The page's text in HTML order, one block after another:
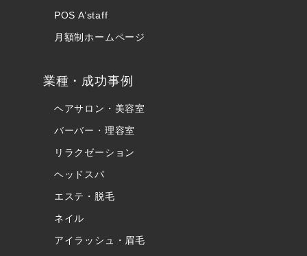
POS A’staff
月額制ホームページ
業種・成功事例
ヘアサロン・美容室
バーバー・理容室
リラクゼーション
ヘッドスパ
エステ・脱毛
ネイル
アイラッシュ・眉毛